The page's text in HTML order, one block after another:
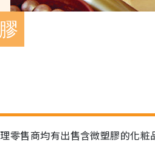
零售商均有出售含微塑膠的化